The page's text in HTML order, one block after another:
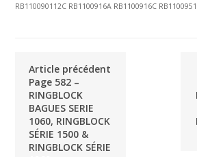
RB110090112C RB1100916A RB1100916C
Article précédent
Page 582 –
RINGBLOCK
BAGUES SERIE
1060, RINGBLOCK
SÉRIE 1500 &
RINGBLOCK SÉRIE